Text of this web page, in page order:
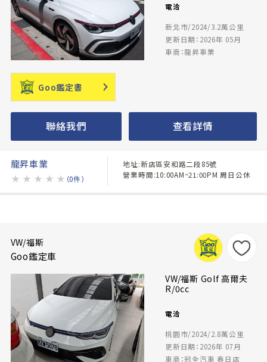
電洽
新北市/2024/3.2萬公里
更新日期：2026年 05月
車商：龍昇車業
Goo鑑定書
聯絡我們 查看詳情
龍昇車業
★ ★ ★ ★ ★ （0件）
地址:新店區安和路二段85號
營業時間:10:00AM~21:00PM 周日公休
VW/福斯
Goo鑑定車
VW/福斯 Golf 高爾夫
R/0cc
電洽
桃園市/2024/2.8萬公里
更新日期：2026年 07月
車商：冠全汽車 春日店